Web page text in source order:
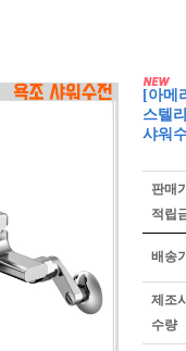
[아메
스텔
샤워
판매
적립
배송
제조
수량